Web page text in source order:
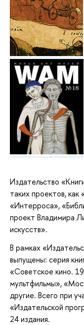
Издательство
таких проектов,
«Интерроса»,
проект Владимира
искусств».
В рамках
выпущены: серия
«Советское кино.
мультфильмы»,
другие. Всего при
«Издательской
24 издания.